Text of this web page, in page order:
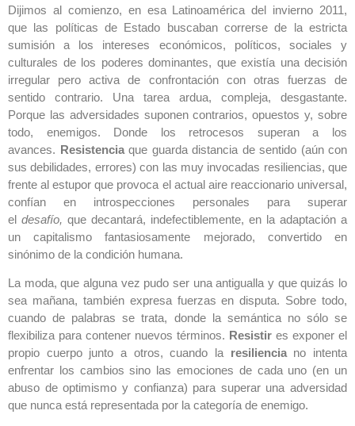
Dijimos al comienzo, en esa Latinoamérica del invierno 2011,
que las políticas de Estado buscaban correrse de la estricta
sumisión a los intereses económicos, políticos, sociales y
culturales de los poderes dominantes, que existía una decisión
irregular pero activa de confrontación con otras fuerzas de
sentido contrario. Una tarea ardua, compleja, desgastante.
Porque las adversidades suponen contrarios, opuestos y, sobre
todo, enemigos. Donde los retrocesos superan a los
avances. Resistenciaque guarda distancia de sentido (aún con
sus debilidades, errores) con las muy invocadas resiliencias, que
frente al estupor que provoca el actual aire reaccionario universal,
confían en introspecciones personales para superar
el desafío, que decantará, indefectiblemente, en la adaptación a
un capitalismo fantasiosamente mejorado, convertido en
sinónimo de la condición humana.
La moda, que alguna vez pudo ser una antigualla y que quizás lo
sea mañana, también expresa fuerzas en disputa. Sobre todo,
cuando de palabras se trata, donde la semántica no sólo se
flexibiliza para contener nuevos términos. Resistir es exponer el
propio cuerpo junto a otros, cuando la resilienciano intenta
enfrentar los cambios sino las emociones de cada uno (en un
abuso de optimismo y confianza) para superar una adversidad
que nunca está representada por la categoría de enemigo.